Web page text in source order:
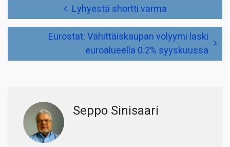
Lyhyestä shortti varma
Eurostat: Vähittäiskaupan volyymi laski
euroalueella 0.2% syyskuussa
Seppo Sinisaari